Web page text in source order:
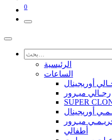
0
الرئيسية
الساعات
أوريجينال
رجـالي ميـرور
SUPER
أوريجينال
ميـرور
أطفالي